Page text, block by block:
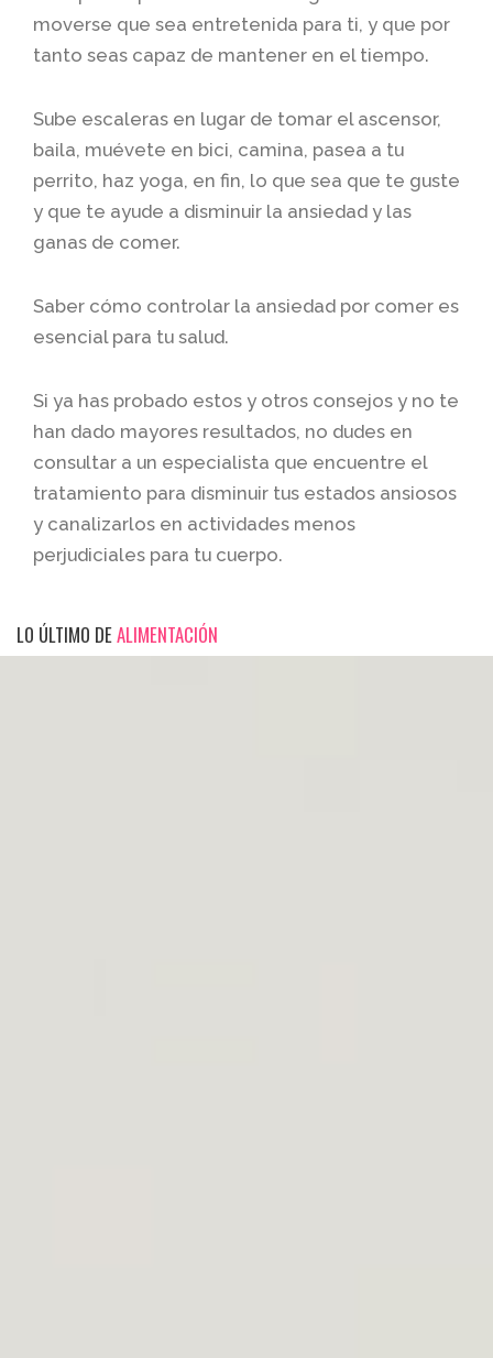
moverse que sea entretenida para ti, y que por
tanto seas capaz de mantener en el tiempo.
Sube escaleras en lugar de tomar el ascensor,
baila, muévete en bici, camina, pasea a tu
perrito, haz yoga, en fin, lo que sea que te guste
y que te ayude a disminuir la ansiedad y las
ganas de comer.
Saber cómo controlar la ansiedad por comer es
esencial para tu salud.
Si ya has probado estos y otros consejos y no te
han dado mayores resultados, no dudes en
consultar a un especialista que encuentre el
tratamiento para disminuir tus estados ansiosos
y canalizarlos en actividades menos
perjudiciales para tu cuerpo.
LO ÚLTIMO DEALIMENTACIÓN